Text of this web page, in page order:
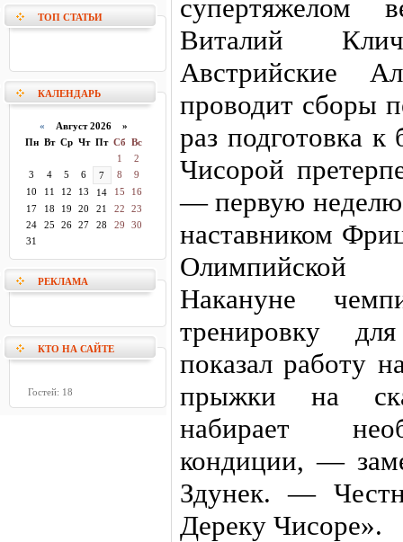
ТОП СТАТЬИ
КАЛЕНДАРЬ
« Август 2026 »
Пн Вт Ср Чт Пт Сб Вс
1
2
3
4 5 6 7 8
9
10
11 12 13 14 15
16
17
18 19 20 21 22
23
24
25 26 27 28 29
30
31
РЕКЛАМА
КТО НА САЙТЕ
Гостей: 18
Виталий
Австрийские
проводит сборы
раз подготовка
Чисорой
— первую неделю
наставником
Олимпийской
Накануне
тренировку
показал работу
прыжки на
набирает
кондиции, —
Здунек. —
Дереку Чисоре».